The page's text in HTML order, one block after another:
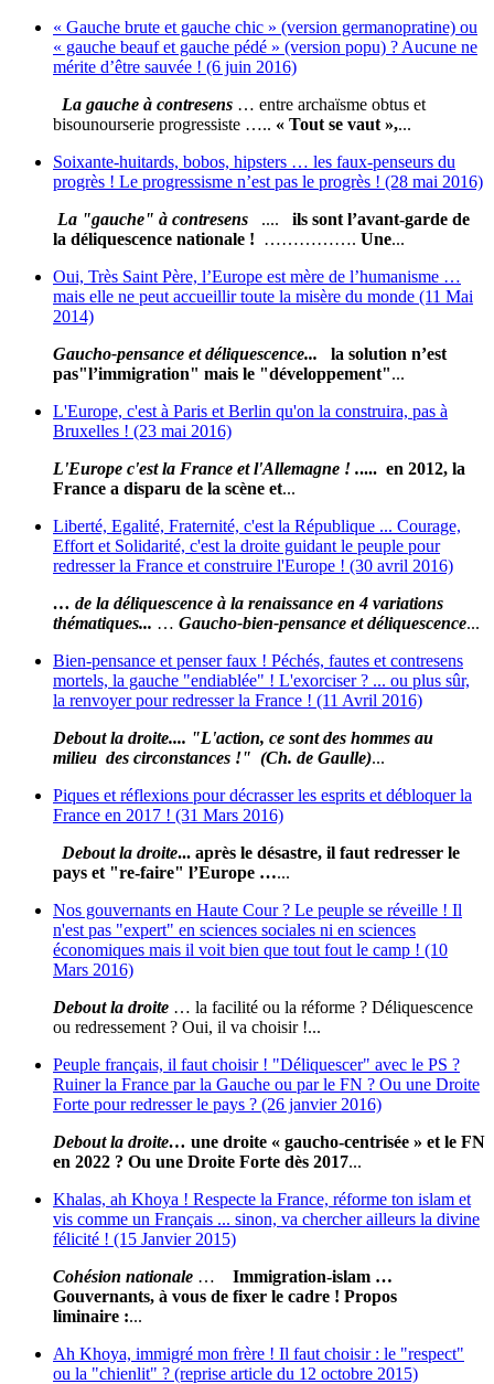
« Gauche brute et gauche chic » (version germanopratine) ou
« gauche beauf et gauche pédé » (version popu) ? Aucune ne
mérite d’être sauvée ! (6 juin 2016)
La gauche à contresens … entre archaïsme obtus et
bisounourserie progressiste ….. « Tout se vaut »,...
Soixante-huitards, bobos, hipsters … les faux-penseurs du
progrès ! Le progressisme n’est pas le progrès ! (28 mai 2016)
La "gauche" à contresens .... ils sont l’avant-garde de
la déliquescence nationale ! ……………. Une...
Oui, Très Saint Père, l’Europe est mère de l’humanisme …
mais elle ne peut accueillir toute la misère du monde (11 Mai
2014)
Gaucho-pensance et déliquescence... la solution n’est
pas"l’immigration" mais le "développement"...
L'Europe, c'est à Paris et Berlin qu'on la construira, pas à
Bruxelles ! (23 mai 2016)
L'Europe c'est la France et l'Allemagne ! ..... en 2012, la
France a disparu de la scène et...
Liberté, Egalité, Fraternité, c'est la République ... Courage,
Effort et Solidarité, c'est la droite guidant le peuple pour
redresser la France et construire l'Europe ! (30 avril 2016)
… de la déliquescence à la renaissance en 4 variations
thématiques... … Gaucho-bien-pensance et déliquescence...
Bien-pensance et penser faux ! Péchés, fautes et contresens
mortels, la gauche "endiablée" ! L'exorciser ? ... ou plus sûr,
la renvoyer pour redresser la France ! (11 Avril 2016)
Debout la droite.... "L'action, ce sont des hommes au
milieu des circonstances !" (Ch. de Gaulle)...
Piques et réflexions pour décrasser les esprits et débloquer la
France en 2017 ! (31 Mars 2016)
Debout la droite... après le désastre, il faut redresser le
pays et "re-faire" l’Europe …...
Nos gouvernants en Haute Cour ? Le peuple se réveille ! Il
n'est pas "expert" en sciences sociales ni en sciences
économiques mais il voit bien que tout fout le camp ! (10
Mars 2016)
Debout la droite … la facilité ou la réforme ? Déliquescence
ou redressement ? Oui, il va choisir !...
Peuple français, il faut choisir ! "Déliquescer" avec le PS ?
Ruiner la France par la Gauche ou par le FN ? Ou une Droite
Forte pour redresser le pays ? (26 janvier 2016)
Debout la droite… une droite « gaucho-centrisée » et le FN
en 2022 ? Ou une Droite Forte dès 2017...
Khalas, ah Khoya ! Respecte la France, réforme ton islam et
vis comme un Français ... sinon, va chercher ailleurs la divine
félicité ! (15 Janvier 2015)
Cohésion nationale … Immigration-islam …
Gouvernants, à vous de fixer le cadre ! Propos
liminaire :...
Ah Khoya, immigré mon frère ! Il faut choisir : le "respect"
ou la "chienlit" ? (reprise article du 12 octobre 2015)